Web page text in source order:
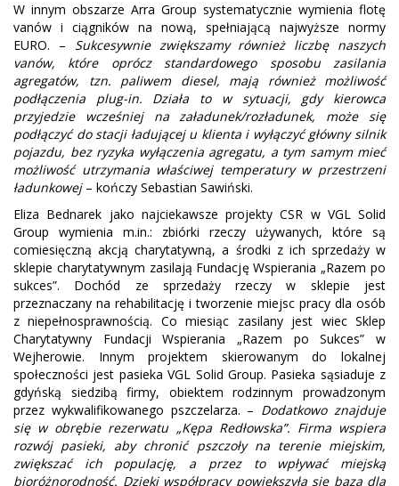
W innym obszarze Arra Group systematycznie wymienia flotę
vanów i ciągników na nową, spełniającą najwyższe normy
EURO. – Sukcesywnie zwiększamy również liczbę naszych
vanów, które oprócz standardowego sposobu zasilania
agregatów, tzn. paliwem diesel, mają również możliwość
podłączenia plug-in. Działa to w sytuacji, gdy kierowca
przyjedzie wcześniej na załadunek/rozładunek, może się
podłączyć do stacji ładującej u klienta i wyłączyć główny silnik
pojazdu, bez ryzyka wyłączenia agregatu, a tym samym mieć
możliwość utrzymania właściwej temperatury w przestrzeni
ładunkowej– kończy Sebastian Sawiński.
Eliza Bednarek jako najciekawsze projekty CSR w VGL Solid
Group wymienia m.in.: zbiórki rzeczy używanych, które są
comiesięczną akcją charytatywną, a środki z ich sprzedaży w
sklepie charytatywnym zasilają Fundację Wspierania „Razem po
sukces”. Dochód ze sprzedaży rzeczy w sklepie jest
przeznaczany na rehabilitację i tworzenie miejsc pracy dla osób
z niepełnosprawnością. Co miesiąc zasilany jest wiec Sklep
Charytatywny Fundacji Wspierania „Razem po Sukces” w
Wejherowie. Innym projektem skierowanym do lokalnej
społeczności jest pasieka VGL Solid Group. Pasieka sąsiaduje z
gdyńską siedzibą firmy, obiektem rodzinnym prowadzonym
przez wykwalifikowanego pszczelarza. – Dodatkowo znajduje
się w obrębie rezerwatu „Kępa Redłowska”. Firma wspiera
rozwój pasieki, aby chronić pszczoły na terenie miejskim,
zwiększać ich populację, a przez to wpływać miejską
bioróżnorodność. Dzięki współpracy powiększyła się baza dla